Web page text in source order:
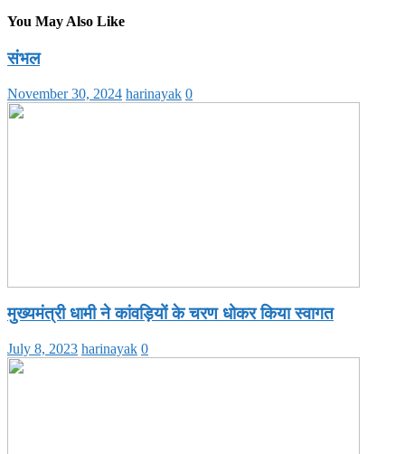
You May Also Like
संभल
November 30, 2024 harinayak 0
मुख्यमंत्री धामी ने कांवड़ियों के चरण धोकर किया स्वागत
July 8, 2023 harinayak 0